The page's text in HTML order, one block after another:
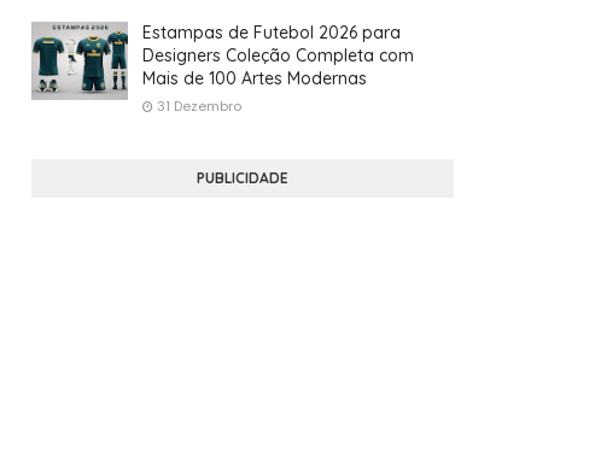
Estampas de Futebol 2026 para
Designers Coleção Completa com
Mais de 100 Artes Modernas
31 Dezembro
PUBLICIDADE